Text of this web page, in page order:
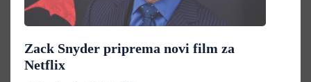
Zack Snyder priprema novi film za
Netflix